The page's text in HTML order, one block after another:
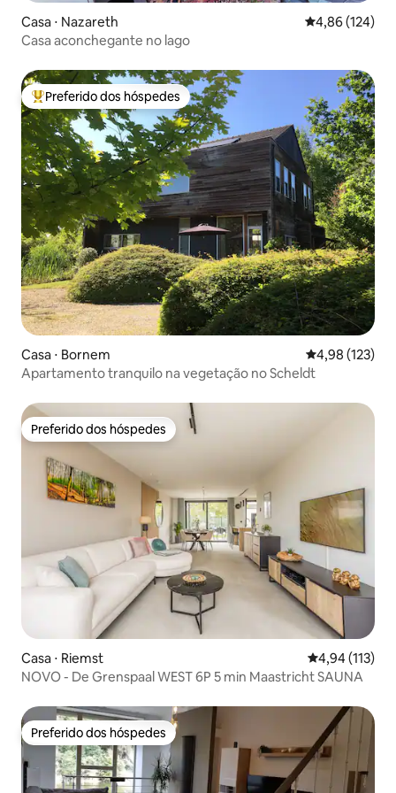
Casa ⋅ Nazareth 4,86 de uma
4,86 (124)
Casa aconchegante no lago
Entre os melhores preferidos dos hóspedes
Preferido dos hóspedes
Casa ⋅ Bornem 4,98 de uma
4,98 (123)
Apartamento tranquilo na vegetação no Scheldt
Preferido dos hóspedes
Preferido dos hóspedes
Casa ⋅ Riemst 4,94 de uma
4,94 (113)
NOVO - De Grenspaal WEST 6P 5 min Maastricht SAUNA
Preferido dos hóspedes
Preferido dos hóspedes